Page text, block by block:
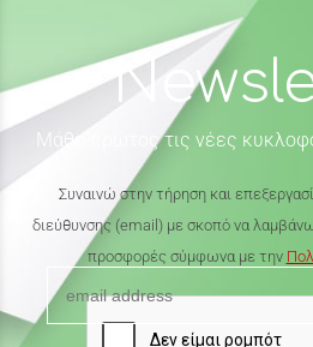
Μάθε πρώτος τις νέες
Συναινώ στην τήρηση και
διεύθυνσης (email) με σκοπό να
προσφορές σύμφωνα με την